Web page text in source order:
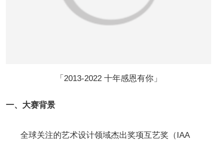
「2013-2022 十年感恩有你」
一、大赛背景
全球关注的艺术设计领域杰出奖项互艺奖（IAA